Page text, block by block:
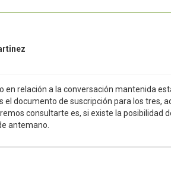
en relación a la conversación mantenida
el documento de suscripción para los tres,
consultarte es, si existe la posibilidad
antemano.